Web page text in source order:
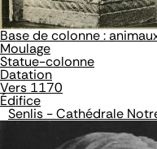
Base de colonne :
Moulage
Statue-colonne
Datation
Vers 1170
Édifice
Senlis - Cathédrale